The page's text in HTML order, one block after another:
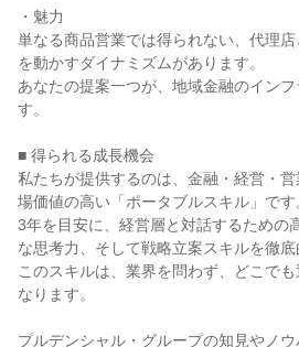
・魅力
単なる商品営業では得られない、代理店
を動かすダイナミズムがあります。
あなたの提案一つが、地域金融のイン
す。
■ 得られる成長機会
私たちが提供するのは、金融・経営・
場価値の高い「ポータブルスキル」です
3年を目安に、経営層と対話するための
な思考力、そして戦略立案スキルを徹底
このスキルは、業界を問わず、どこで
なります。
プルデンシャル・グループの知見やノ